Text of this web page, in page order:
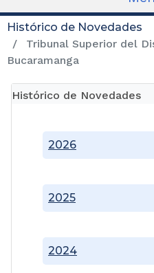
Histórico de Novedades
Tribunal Superior del
Bucaramanga
Histórico de Novedades
2024
2025
2026